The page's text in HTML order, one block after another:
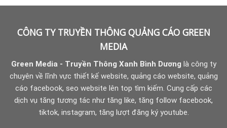
CÔNG TY TRUYỀN THÔNG QUẢNG CÁO GREEN
MEDIA
Green Media - Truyền Thông Xanh Bình Dương là công ty
chuyên về lĩnh vực thiết kế website, quảng cáo website, quảng
cáo facebook, seo website lên top tìm kiếm. Cung cấp các
dịch vụ tăng tương tác như tăng like, tăng follow facebook,
tiktok, instagram, tăng lượt đăng ký youtube.